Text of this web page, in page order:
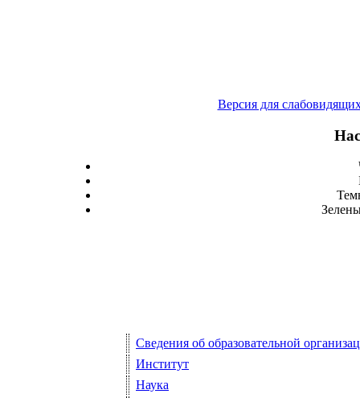
Версия для
Сведения об образовательной
Институт
Наука